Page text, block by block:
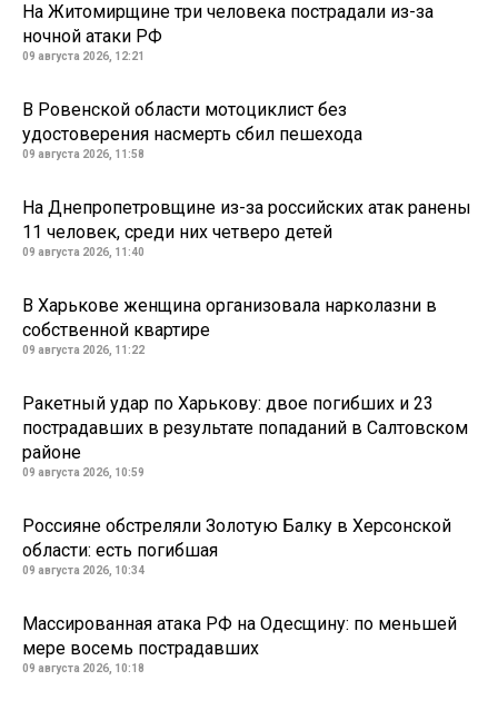
На Житомирщине три человека пострадали из-за
ночной атаки РФ
09 августа 2026, 12:21
В Ровенской области мотоциклист без
удостоверения насмерть сбил пешехода
09 августа 2026, 11:58
На Днепропетровщине из-за российских атак ранены
11 человек, среди них четверо детей
09 августа 2026, 11:40
В Харькове женщина организовала нарколазни в
собственной квартире
09 августа 2026, 11:22
Ракетный удар по Харькову: двое погибших и 23
пострадавших в результате попаданий в Салтовском
районе
09 августа 2026, 10:59
Россияне обстреляли Золотую Балку в Херсонской
области: есть погибшая
09 августа 2026, 10:34
Массированная атака РФ на Одесщину: по меньшей
мере восемь пострадавших
09 августа 2026, 10:18